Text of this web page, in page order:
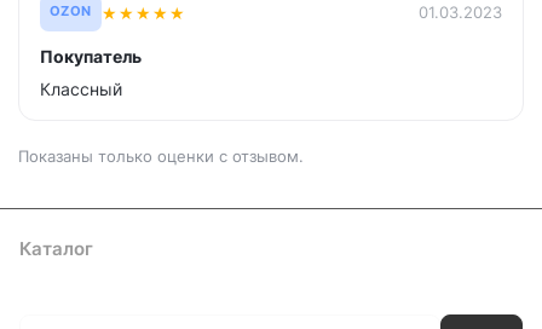
OZON ★★★★★ 01.03.2023
Покупатель
Классный
Показаны только оценки с отзывом.
Каталог